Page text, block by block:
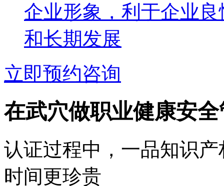
企业形象，利于企业良
和长期发展
立即预约咨询
在武穴做职业健康安
认证过程中，一品知识
时间更珍贵